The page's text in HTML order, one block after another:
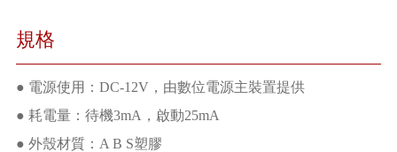
規格
● 電源使用：DC-12V，由數位電源主裝置提供
● 耗電量：待機3mA，啟動25mA
● 外殼材質：A B S塑膠